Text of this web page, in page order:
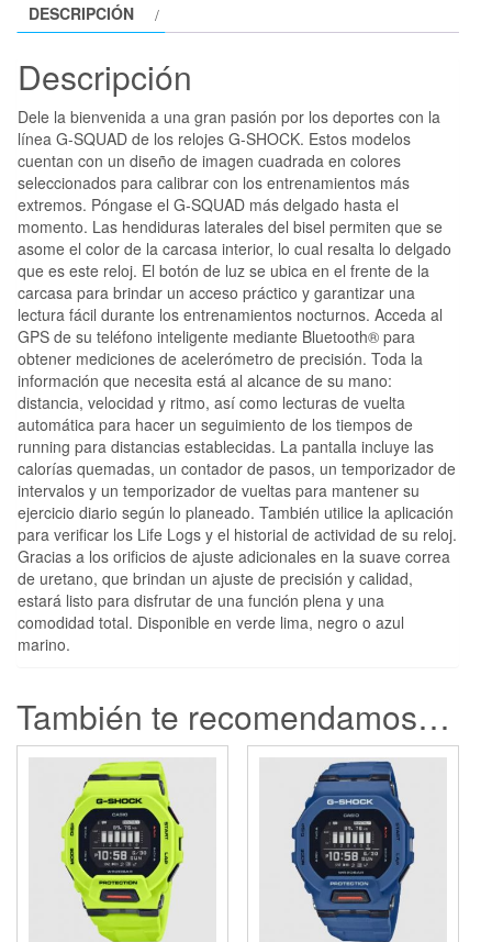
DESCRIPCIÓN
Descripción
Dele la bienvenida a una gran pasión por los deportes con la
línea G-SQUAD de los relojes G-SHOCK. Estos modelos
cuentan con un diseño de imagen cuadrada en colores
seleccionados para calibrar con los entrenamientos más
extremos. Póngase el G-SQUAD más delgado hasta el
momento. Las hendiduras laterales del bisel permiten que se
asome el color de la carcasa interior, lo cual resalta lo delgado
que es este reloj. El botón de luz se ubica en el frente de la
carcasa para brindar un acceso práctico y garantizar una
lectura fácil durante los entrenamientos nocturnos. Acceda al
GPS de su teléfono inteligente mediante Bluetooth® para
obtener mediciones de acelerómetro de precisión. Toda la
información que necesita está al alcance de su mano:
distancia, velocidad y ritmo, así como lecturas de vuelta
automática para hacer un seguimiento de los tiempos de
running para distancias establecidas. La pantalla incluye las
calorías quemadas, un contador de pasos, un temporizador de
intervalos y un temporizador de vueltas para mantener su
ejercicio diario según lo planeado. También utilice la aplicación
para verificar los Life Logs y el historial de actividad de su reloj.
Gracias a los orificios de ajuste adicionales en la suave correa
de uretano, que brindan un ajuste de precisión y calidad,
estará listo para disfrutar de una función plena y una
comodidad total. Disponible en verde lima, negro o azul
marino.
También te recomendamos…